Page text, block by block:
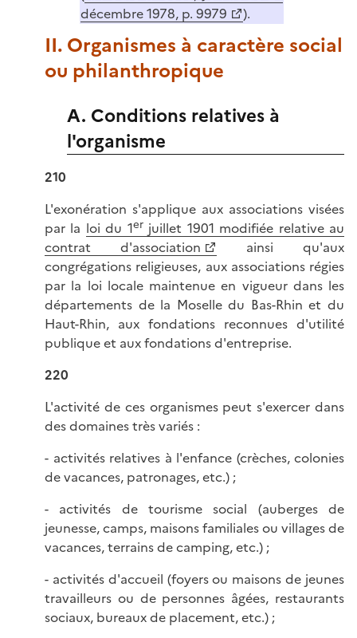
décembre 1978, p. 9979
).
II. Organismes à caractère social
ou philanthropique
A. Conditions relatives à
l'organisme
210
L'exonération s'applique aux associations visées
par la loi du 1erjuillet 1901 modifiée relative au
contrat d'association
ainsi qu'aux
congrégations religieuses, aux associations régies
par la loi locale maintenue en vigueur dans les
départements de la Moselle du Bas-Rhin et du
Haut-Rhin, aux fondations reconnues d'utilité
publique et aux fondations d'entreprise.
220
L'activité de ces organismes peut s'exercer dans
des domaines très variés :
- activités relatives à l'enfance (crèches, colonies
de vacances, patronages, etc.) ;
- activités de tourisme social (auberges de
jeunesse, camps, maisons familiales ou villages de
vacances, terrains de camping, etc.) ;
- activités d'accueil (foyers ou maisons de jeunes
travailleurs ou de personnes âgées, restaurants
sociaux, bureaux de placement, etc.) ;